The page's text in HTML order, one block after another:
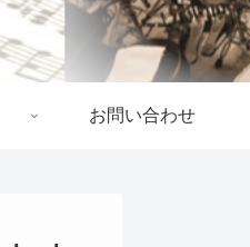
お問い合わせ